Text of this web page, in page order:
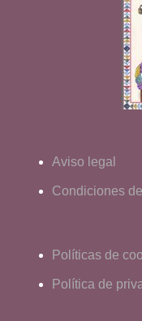
Aviso legal
Condiciones
Políticas de
Política de